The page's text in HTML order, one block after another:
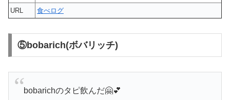
URL 食べログ
⑤bobarich(ボバリッチ)
bobarichのタピ飲んだ🤗💕